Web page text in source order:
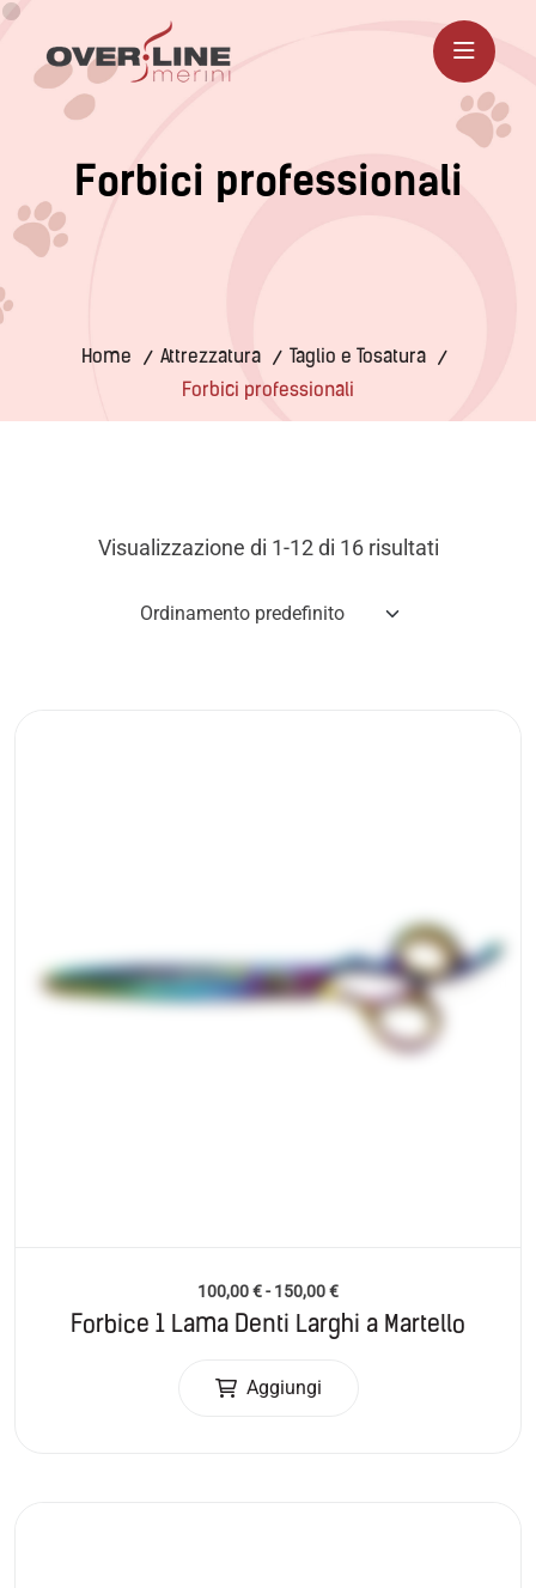
Forbici professionali
Home Attrezzatura
Taglio e Tosatura
Forbici professionali
Visualizzazione di 1-12 di 16 risultati
100,00€- 150,00€
Forbice 1 Lama Denti Larghi a Martello
Aggiungi